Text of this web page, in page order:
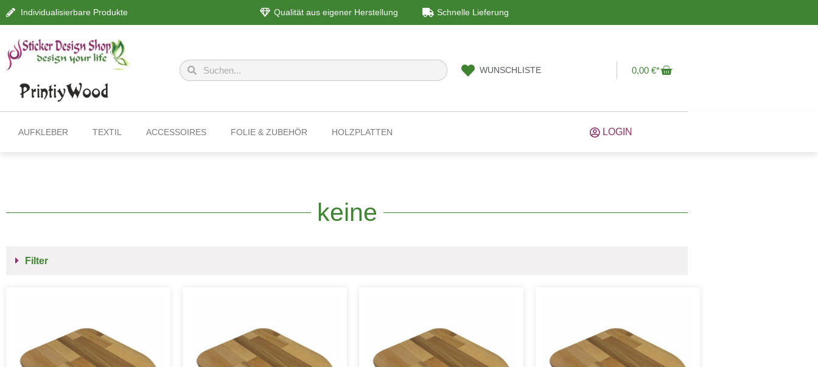
Individualisierbare Produkte Qualität aus eigener Herstellung Schnelle Lieferung
WUNSCHLISTE 0,00€
AUFKLEBER TEXTIL ACCESSOIRES FOLIE & ZUBEHÖR HOLZPLATTEN LOGIN
keine
Filter